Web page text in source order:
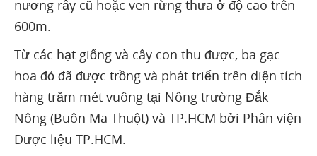
nương rẫy cũ hoặc ven rừng thưa ở độ cao trên
600m.
Từ các hạt giống và cây con thu được, ba gạc
hoa đỏ đã được trồng và phát triển trên diện tích
hàng trăm mét vuông tại Nông trường Đắk
Nông (Buôn Ma Thuột) và TP.HCM bởi Phân viện
Dược liệu TP.HCM.